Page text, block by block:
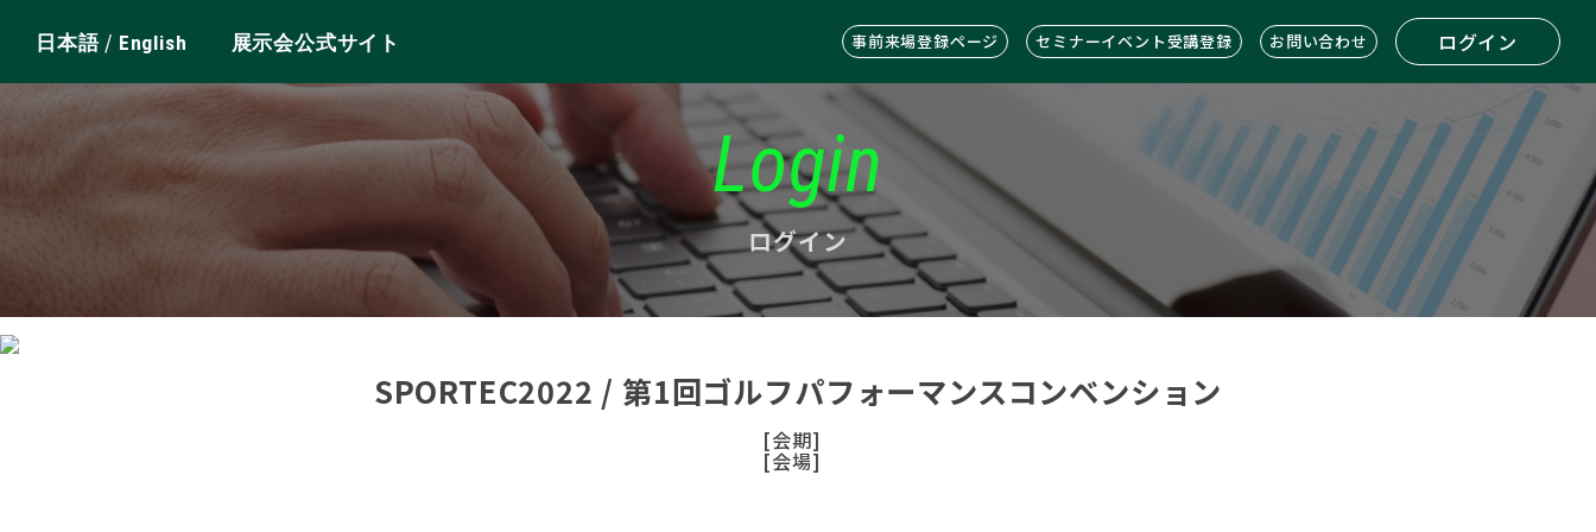
日本語/ English 展示会公式サイト 事前来場登録ページ セミナーイベント受講登録 お問い合わせ ログイン
Login
ログイン
SPORTEC2022 / 第1回ゴルフパフォーマンスコンベンション
[会期]
[会場]